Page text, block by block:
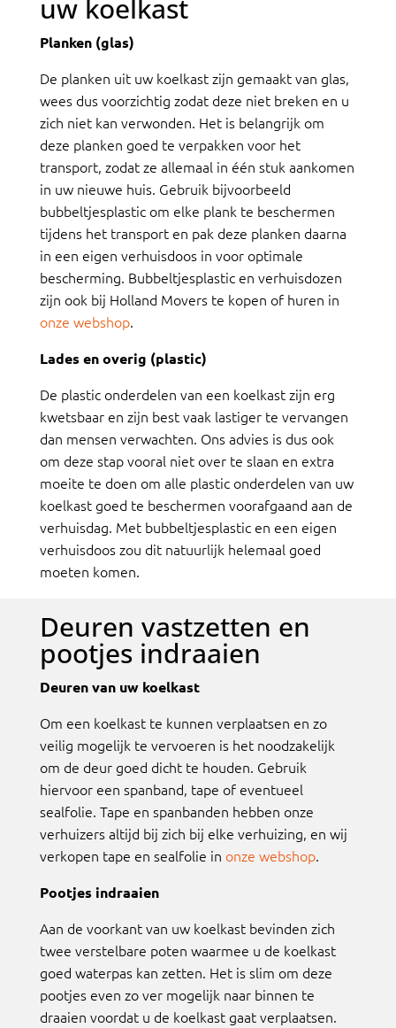
uw koelkast
Planken (glas)
De planken uit uw koelkast zijn gemaakt van glas,
wees dus voorzichtig zodat deze niet breken en u
zich niet kan verwonden. Het is belangrijk om
deze planken goed te verpakken voor het
transport, zodat ze allemaal in één stuk aankomen
in uw nieuwe huis. Gebruik bijvoorbeeld
bubbeltjesplastic om elke plank te beschermen
tijdens het transport en pak deze planken daarna
in een eigen verhuisdoos in voor optimale
bescherming. Bubbeltjesplastic en verhuisdozen
zijn ook bij Holland Movers te kopen of huren in
onze webshop.
Lades en overig (plastic)
De plastic onderdelen van een koelkast zijn erg
kwetsbaar en zijn best vaak lastiger te vervangen
dan mensen verwachten. Ons advies is dus ook
om deze stap vooral niet over te slaan en extra
moeite te doen om alle plastic onderdelen van uw
koelkast goed te beschermen voorafgaand aan de
verhuisdag. Met bubbeltjesplastic en een eigen
verhuisdoos zou dit natuurlijk helemaal goed
moeten komen.
Deuren vastzetten en
pootjes indraaien
Deuren van uw koelkast
Om een koelkast te kunnen verplaatsen en zo
veilig mogelijk te vervoeren is het noodzakelijk
om de deur goed dicht te houden. Gebruik
hiervoor een spanband, tape of eventueel
sealfolie. Tape en spanbanden hebben onze
verhuizers altijd bij zich bij elke verhuizing, en wij
verkopen tape en sealfolie in onze webshop.
Pootjes indraaien
Aan de voorkant van uw koelkast bevinden zich
twee verstelbare poten waarmee u de koelkast
goed waterpas kan zetten. Het is slim om deze
pootjes even zo ver mogelijk naar binnen te
draaien voordat u de koelkast gaat verplaatsen.